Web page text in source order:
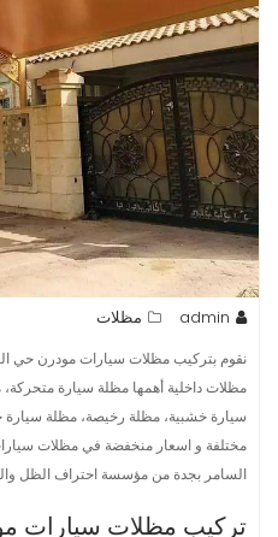
admin مظلات
نقوم بتركيب مظلات سيارات مودرن حي
مظلات داخلية أهمها مظلة سيارة
سيارة خشبية، مظلة رخيصة، مظلة سيارة
مختلفة و اسعار منخفضة في مظلات
السامر بجدة من مؤسسة احتراف الظل
تركيب مظلات سيارات